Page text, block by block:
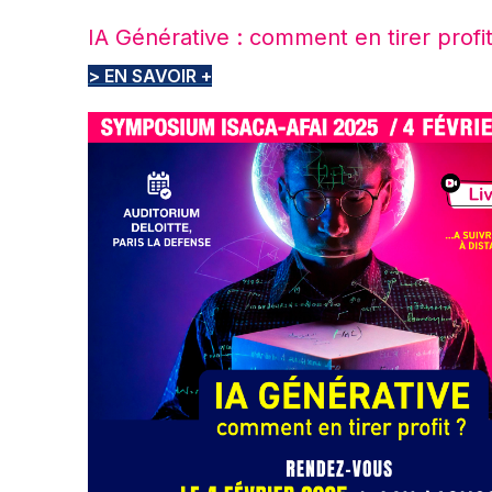
IA Générative : comment en tirer
> EN SAVOIR +